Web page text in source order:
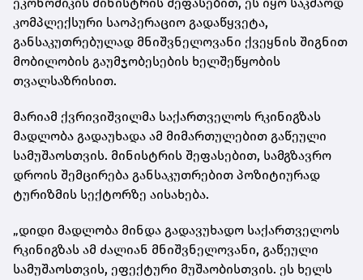
ეკონომიკის მინისტრის შეფასებით, ეს იყო საკმაოდ
კომპლექსური საოპერაციო გადაწყვეტა,
განსაკუთრებულად მნიშვნელოვანი ქვეყნის შიგნით
მობილობის გაუმჯობესების ხელშეწყობის
თვალსაზრისით.
მარიამ ქვრივიშვილმა საქართველოს რკინიგზას
მადლობა გადაუხადა ამ მიმართულებით გაწეული
სამუშაოსთვის. მინისტრის შეფასებით, სამგზავრო
დროის შემცირება განსაკუთრებით პოზიტიურად
ტურიზმის სექტორზე აისახება.
„დიდი მადლობა მინდა გადავუხადო საქართველოს
რკინიგზას ამ ძალიან მნიშვნელოვანი, გაწეული
სამუშაოსთვის, ეფექტური მუშაობისთვის. ეს ხელს